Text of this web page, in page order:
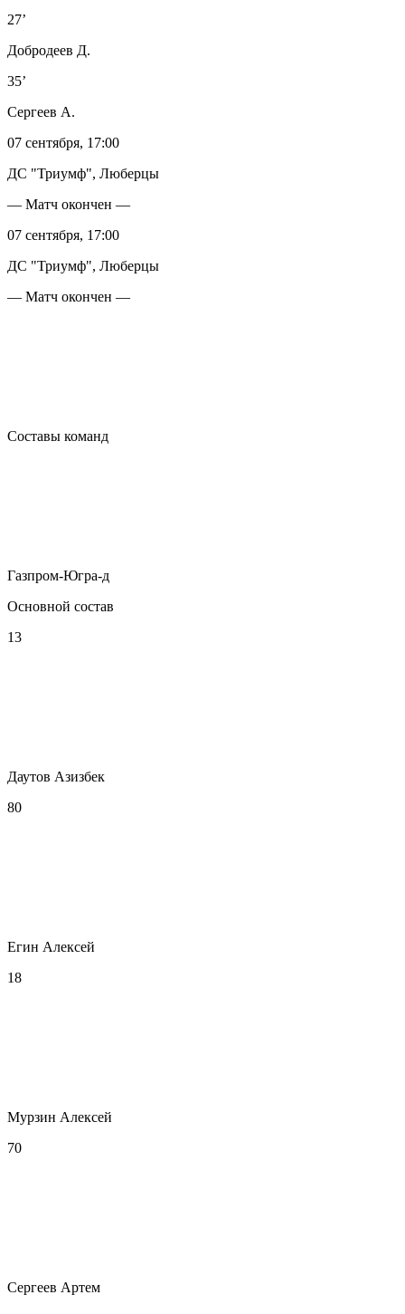
27’
Добродеев Д.
35’
Сергеев А.
07 сентября, 17:00
ДС "Триумф", Люберцы
— Матч окончен —
07 сентября, 17:00
ДС "Триумф", Люберцы
— Матч окончен —
Составы команд
Газпром-Югра-д
Основной состав
13
Даутов Азизбек
80
Егин Алексей
18
Мурзин Алексей
70
Сергеев Артем